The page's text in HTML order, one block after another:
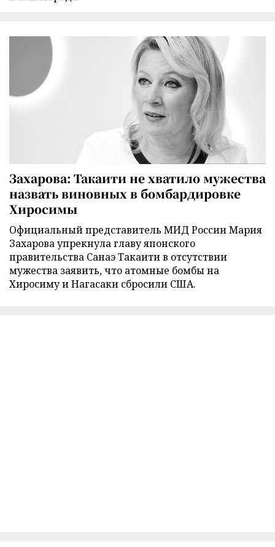
Захарова: Такаити не хватило мужества
назвать виновных в бомбардировке
Хиросимы
Официальный представитель МИД России Мария
Захарова упрекнула главу японского
правительства Санаэ Такаити в отсутствии
мужества заявить, что атомные бомбы на
Хиросиму и Нагасаки сбросили США.